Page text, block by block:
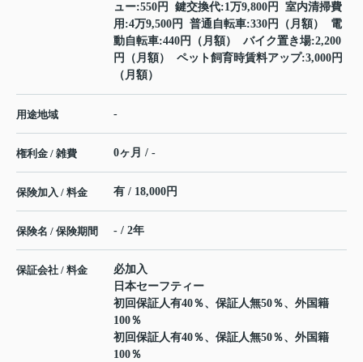
ュー:550円 鍵交換代:1万9,800円 室内清掃費
用:4万9,500円 普通自転車:330円（月額） 電
動自転車:440円（月額） バイク置き場:2,200
円（月額） ペット飼育時賃料アップ:3,000円
（月額）
用途地域 -
権利金 / 雑費 0ヶ月 / -
保険加入 / 料金 有 / 18,000円
保険名 / 保険期間 - / 2年
保証会社 / 料金
必加入
日本セーフティー
初回保証人有40％、保証人無50％、外国籍
100％
初回保証人有40％、保証人無50％、外国籍
100％